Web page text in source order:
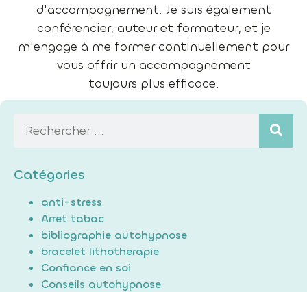
d'accompagnement. Je suis également
conférencier, auteur et formateur, et je
m'engage à me former continuellement pour
vous offrir un accompagnement
toujours plus efficace.
Catégories
anti-stress
Arret tabac
bibliographie autohypnose
bracelet lithotherapie
Confiance en soi
Conseils autohypnose